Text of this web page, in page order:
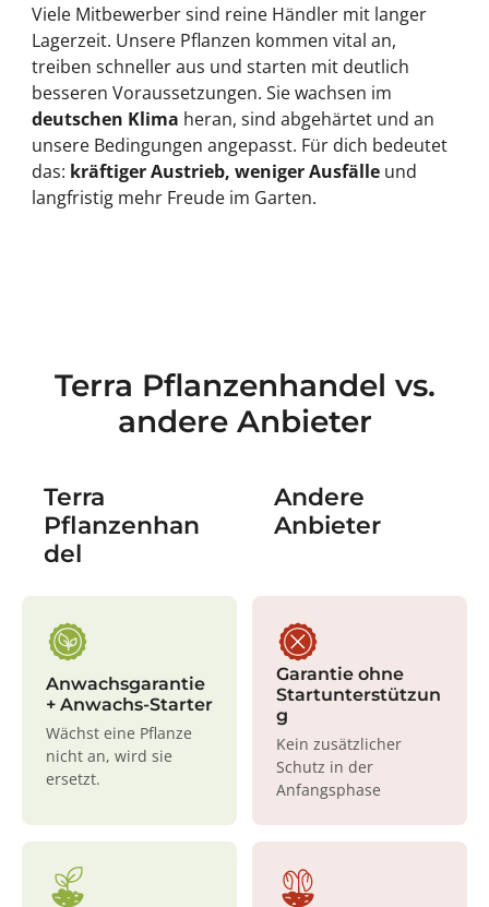
Viele Mitbewerber sind reine Händler mit langer
Lagerzeit. Unsere Pflanzen kommen vital an,
treiben schneller aus und starten mit deutlich
besseren Voraussetzungen. Sie wachsen im
deutschen Klima heran, sind abgehärtet und an
unsere Bedingungen angepasst. Für dich bedeutet
das: kräftiger Austrieb, weniger Ausfälle und
langfristig mehr Freude im Garten.
Terra Pflanzenhandel vs.
andere Anbieter
Terra
Pflanzenhan
del
Andere
Anbieter
Anwachsgarantie
+ Anwachs-Starter
Wächst eine Pflanze
nicht an, wird sie
ersetzt.
Garantie ohne
Startunterstützun
g
Kein zusätzlicher
Schutz in der
Anfangsphase